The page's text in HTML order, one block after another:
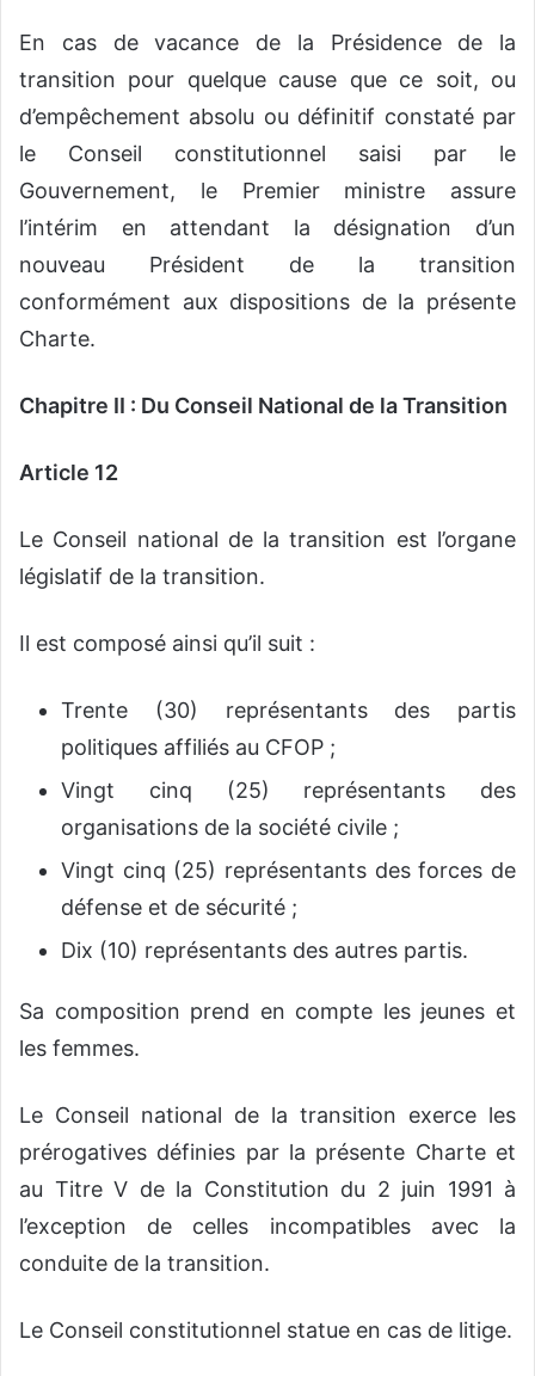
En cas de vacance de la Présidence de la
transition pour quelque cause que ce soit, ou
d’empêchement absolu ou définitif constaté par
le Conseil constitutionnel saisi par le
Gouvernement, le Premier ministre assure
l’intérim en attendant la désignation d’un
nouveau Président de la transition
conformément aux dispositions de la présente
Charte.
Chapitre II : Du Conseil National de la Transition
Article 12
Le Conseil national de la transition est l’organe
législatif de la transition.
Il est composé ainsi qu’il suit :
Trente (30) représentants des partis
politiques affiliés au CFOP ;
Vingt cinq (25) représentants des
organisations de la société civile ;
Vingt cinq (25) représentants des forces de
défense et de sécurité ;
Dix (10) représentants des autres partis.
Sa composition prend en compte les jeunes et
les femmes.
Le Conseil national de la transition exerce les
prérogatives définies par la présente Charte et
au Titre V de la Constitution du 2 juin 1991 à
l’exception de celles incompatibles avec la
conduite de la transition.
Le Conseil constitutionnel statue en cas de litige.